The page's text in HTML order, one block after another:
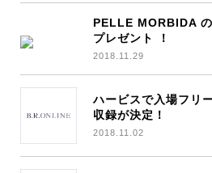
PELLE MORBIDA
プレゼント ！
2018.11.29
ハービスで入場フリ
収録が決定！
2018.11.02